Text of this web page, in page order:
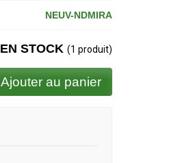
NEUV-NDMIRA
EN STOCK (1 produit)
Ajouter au panier